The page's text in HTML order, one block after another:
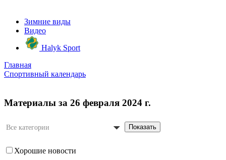
Зимние виды
Видео
Halyk Sport
Главная
Спортивный календарь
Материалы за 26 февраля 2024 г.
Все категории Показать
Хорошие новости